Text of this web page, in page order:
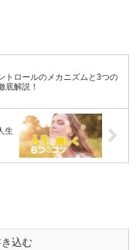
トロールのメカニズムと3つの
底解説！
生
込む